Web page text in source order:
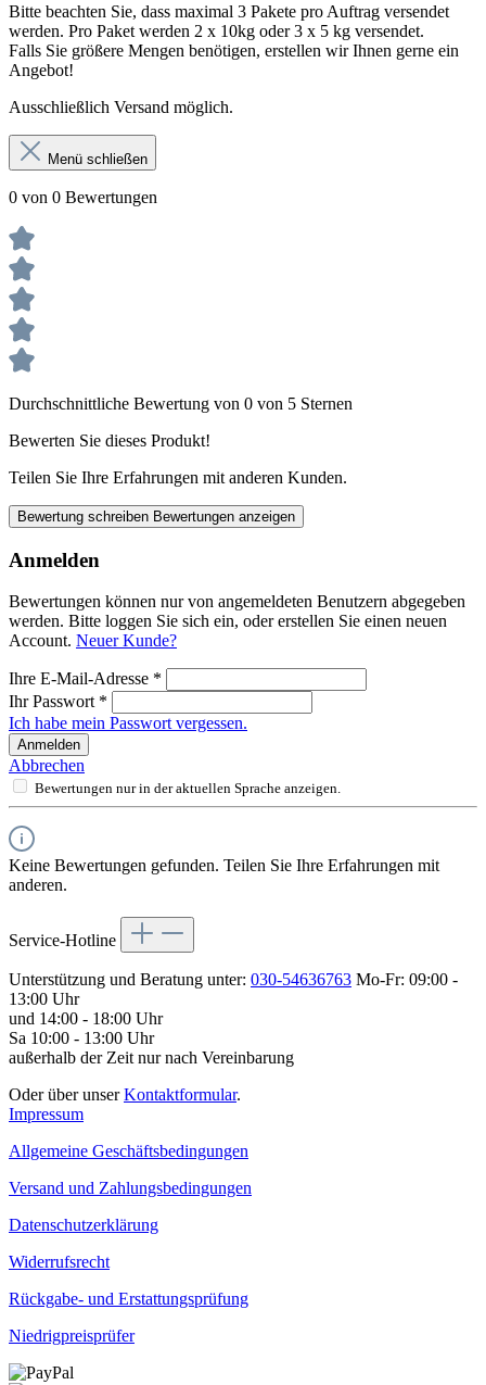
Bitte beachten Sie, dass maximal 3 Pakete pro Auftrag versendet
werden. Pro Paket werden 2 x 10kg oder 3 x 5 kg versendet.
Falls Sie größere Mengen benötigen, erstellen wir Ihnen gerne ein
Angebot!
Ausschließlich Versand möglich.
Menü schließen
0 von 0 Bewertungen
Durchschnittliche Bewertung von 0 von 5 Sternen
Bewerten Sie dieses Produkt!
Teilen Sie Ihre Erfahrungen mit anderen Kunden.
Bewertung schreiben Bewertungen anzeigen
Anmelden
Bewertungen können nur von angemeldeten Benutzern abgegeben
werden. Bitte loggen Sie sich ein, oder erstellen Sie einen neuen
Account. Neuer Kunde?
Ihre E-Mail-Adresse *
Ihr Passwort *
Ich habe mein Passwort vergessen.
Anmelden
Abbrechen
Bewertungen nur in der aktuellen Sprache anzeigen.
Keine Bewertungen gefunden. Teilen Sie Ihre Erfahrungen mit
anderen.
Service-Hotline
Unterstützung und Beratung unter: 030-54636763 Mo-Fr: 09:00 -
13:00 Uhr
und 14:00 - 18:00 Uhr
Sa 10:00 - 13:00 Uhr
außerhalb der Zeit nur nach Vereinbarung
Oder über unserKontaktformular.
Impressum
Allgemeine Geschäftsbedingungen
Versand und Zahlungsbedingungen
Datenschutzerklärung
Widerrufsrecht
Rückgabe- und Erstattungsprüfung
Niedrigpreisprüfer